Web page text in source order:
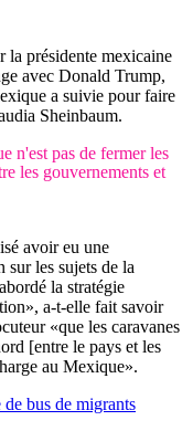
la présidente mexicaine
avec Donald Trump,
a suivie pour faire
Sheinbaum.
n'est pas de fermer les
les gouvernements et
avoir eu une
sur les sujets de la
la stratégie
a-t-elle fait savoir
«que les caravanes
[entre le pays et les
au Mexique».
bus de migrants